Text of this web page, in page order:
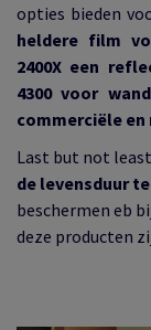
opties bieden
heldere film
2400X een
4300 voor
commerciële
Last but not
de levensduur
beschermen eb
deze producten